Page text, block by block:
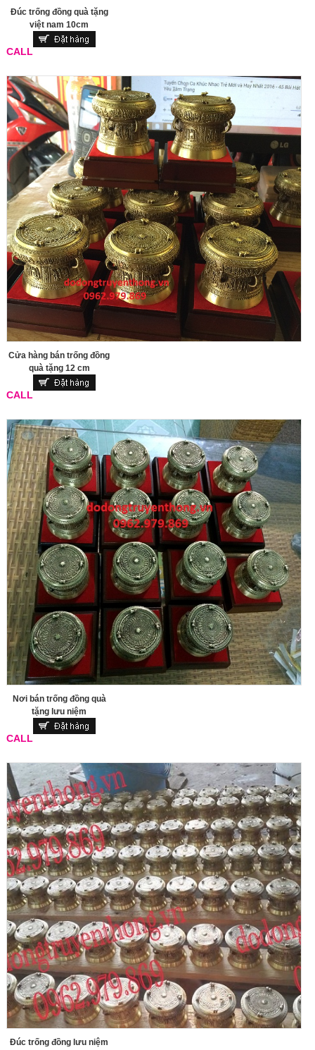
Đúc trống đồng quà tặng
việt nam 10cm
CALL
Cửa hàng bán trống đồng
quà tặng 12 cm
CALL
Nơi bán trống đồng quà
tặng lưu niệm
CALL
Đúc trống đồng lưu niệm